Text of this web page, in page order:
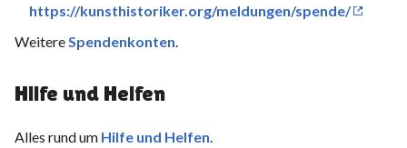
https://kunsthistoriker.org/meldungen/spende/
WeitereSpendenkonten.
Hilfe und Helfen
Alles rund um Hilfe und Helfen.